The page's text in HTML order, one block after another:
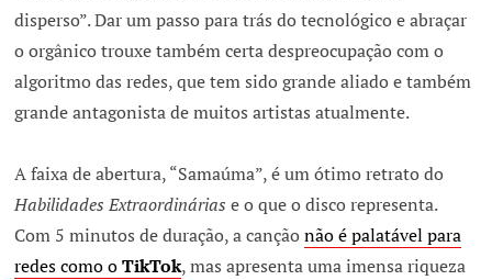
disperso”. Dar um passo para trás do tecnológico e abraçar
o orgânico trouxe também certa despreocupação com o
algoritmo das redes, que tem sido grande aliado e também
grande antagonista de muitos artistas atualmente.
A faixa de abertura, “Samaúma”, é um ótimo retrato do
Habilidades Extraordinárias e o que o disco representa.
Com 5 minutos de duração, a cançãonão é palatável para
redes como oTikTok, mas apresenta uma imensa riqueza